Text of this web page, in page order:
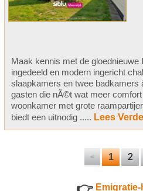
Maak kennis met de gloednieuwe
ingedeeld en modern ingericht
slaapkamers en twee badkamers
gasten die nÃ©t wat meer
woonkamer met grote
biedt een uitnodig ..... Lees
< 1 2